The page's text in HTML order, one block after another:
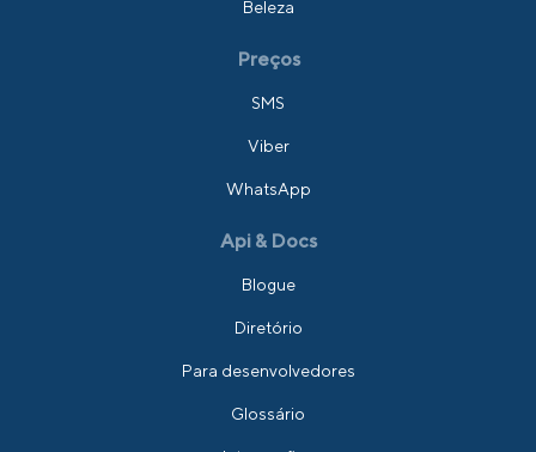
Beleza
Preços
SMS
Viber
WhatsApp
Api & Docs
Blogue
Diretório
Para desenvolvedores
Glossário